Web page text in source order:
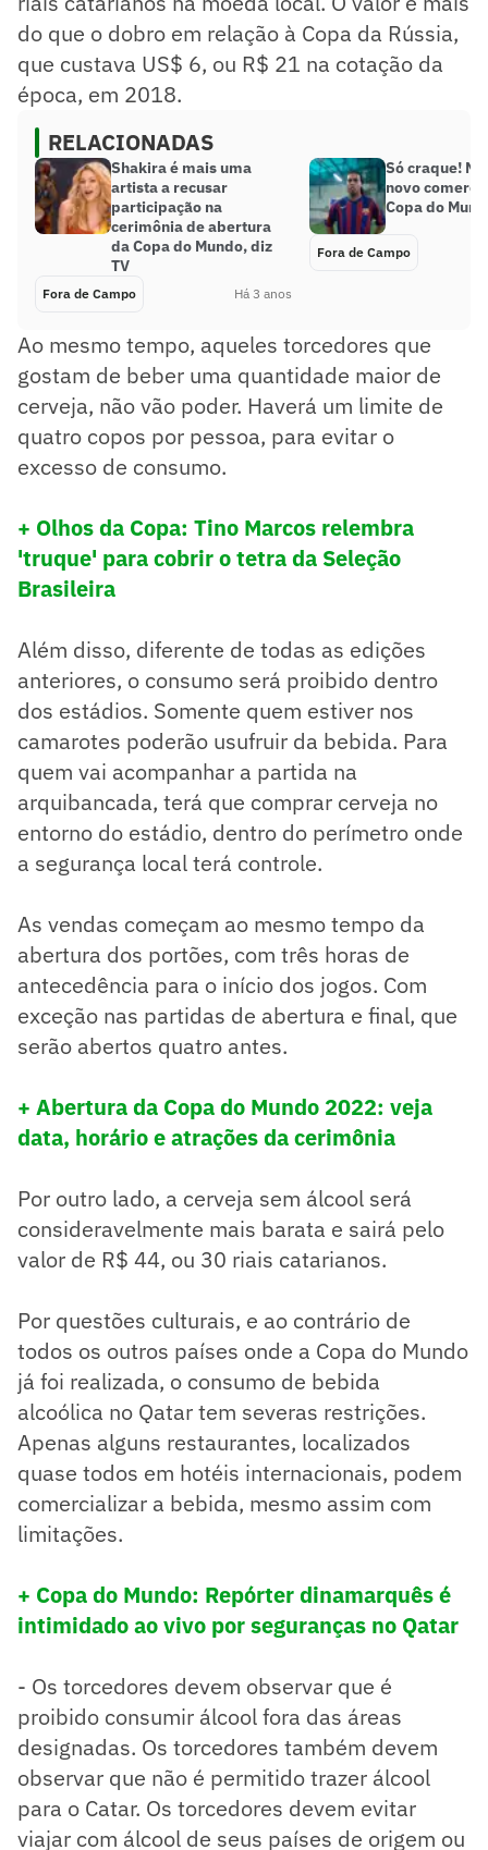
do que o dobro em relação à Copa da Rússia,
que custava US$ 6, ou R$ 21 na cotação da
época, em 2018.
RELACIONADAS
Shakira é mais uma
artista a recusar
participação na
cerimônia de abertura
da Copa do Mundo, diz
TV
Fora de Campo Há 3 anos
Só craque!
novo
Copa do
Fora de Campo
Ao mesmo tempo, aqueles torcedores que
gostam de beber uma quantidade maior de
cerveja, não vão poder. Haverá um limite de
quatro copos por pessoa, para evitar o
excesso de consumo.
+ Olhos da Copa: Tino Marcos relembra
'truque' para cobrir o tetra da Seleção
Brasileira
Além disso, diferente de todas as edições
anteriores, o consumo será proibido dentro
dos estádios. Somente quem estiver nos
camarotes poderão usufruir da bebida. Para
quem vai acompanhar a partida na
arquibancada, terá que comprar cerveja no
entorno do estádio, dentro do perímetro onde
a segurança local terá controle.
As vendas começam ao mesmo tempo da
abertura dos portões, com três horas de
antecedência para o início dos jogos. Com
exceção nas partidas de abertura e final, que
serão abertos quatro antes.
+ Abertura da Copa do Mundo 2022: veja
data, horário e atrações da cerimônia
Por outro lado, a cerveja sem álcool será
consideravelmente mais barata e sairá pelo
valor de R$ 44, ou 30 riais catarianos.
Por questões culturais, e ao contrário de
todos os outros países onde a Copa do Mundo
já foi realizada, o consumo de bebida
alcoólica no Qatar tem severas restrições.
Apenas alguns restaurantes, localizados
quase todos em hotéis internacionais, podem
comercializar a bebida, mesmo assim com
limitações.
+ Copa do Mundo: Repórter dinamarquês é
intimidado ao vivo por seguranças no Qatar
- Os torcedores devem observar que é
proibido consumir álcool fora das áreas
designadas. Os torcedores também devem
observar que não é permitido trazer álcool
para o Catar. Os torcedores devem evitar
viajar com álcool de seus países de origem ou